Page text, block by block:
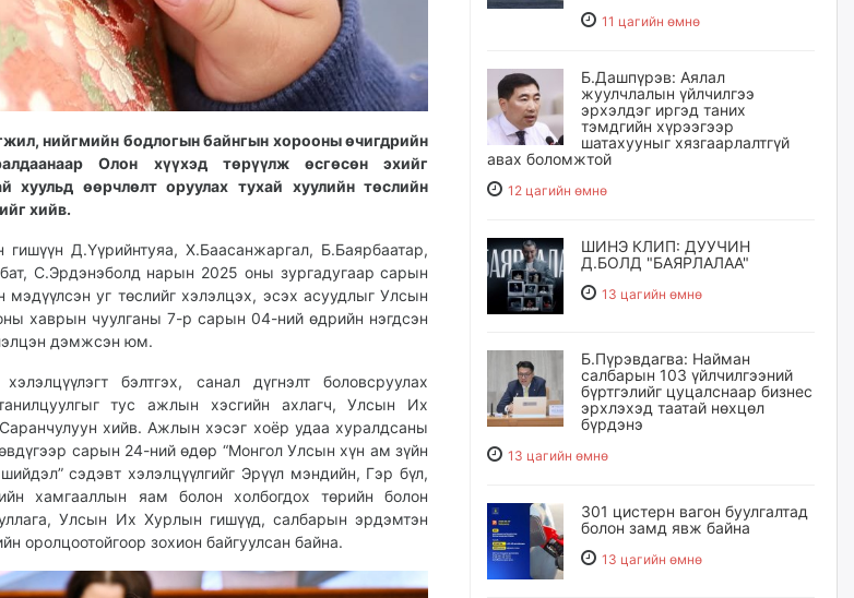
нийгмийн бодлогын байнгын хорооны өчигдрийн
Олон хүүхэд төрүүлж өсгөсөн эхийг
хуульд өөрчлөлт оруулах тухай хуулийн төслийн
хийв.
Д.Үүрийнтуяа, Х.Баасанжаргал, Б.Баярбаатар,
С.Эрдэнэболд нарын 2025 оны зургадугаар сарын
мэдүүлсэн уг төслийг хэлэлцэх, эсэх асуудлыг Улсын
хаврын чуулганы 7-р сарын 04-ний өдрийн нэгдсэн
дэмжсэн юм.
бэлтгэх, санал дүгнэлт боловсруулах
тус ажлын хэсгийн ахлагч, Улсын Их
хийв. Ажлын хэсэг хоёр удаа хуралдсаны
сарын 24-ний өдөр “Монгол Улсын хүн ам зүйн
сэдэвт хэлэлцүүлгийг Эрүүл мэндийн, Гэр бүл,
хамгааллын яам болон холбогдох төрийн болон
Улсын Их Хурлын гишүүд, салбарын эрдэмтэн
оролцоотойгоор зохион байгуулсан байна.
11 цагийн өмнө
Б.Дашпүрэв: Аялал
жуулчлалын үйлчилгээ
эрхэлдэг иргэд таних
тэмдгийн хүрээгээр
шатахууныг хязгаарлалтгүй
авах боломжтой
12 цагийн өмнө
ШИНЭ КЛИП: ДУУЧИН
Д.БОЛД "БАЯРЛАЛАА"
13 цагийн өмнө
Б.Пүрэвдагва: Найман
салбарын 103 үйлчилгээний
бүртгэлийг цуцалснаар бизнес
эрхлэхэд таатай нөхцөл
бүрдэнэ
13 цагийн өмнө
301 цистерн вагон буулгалтад
болон замд явж байна
13 цагийн өмнө